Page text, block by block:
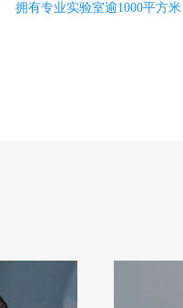
拥有专业实验室逾1000平方米